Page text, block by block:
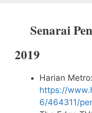
Senarai
2019
Harian Metro:
https://
6/464311/